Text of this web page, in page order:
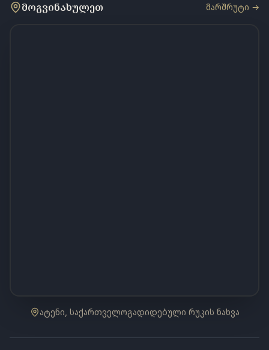
მოგვინახულეთ მარშრუტი →
ატენი, საქართველოგადიდებული რუკის ნახვა